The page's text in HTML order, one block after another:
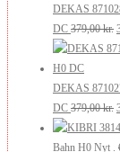
var:
DEKAS
DC 379,00kr.
DEKAS
DC 379,00kr.
Bahn H0 Nyt .